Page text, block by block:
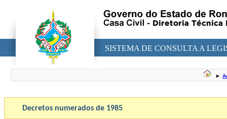
SISTEMA DE CONSULTA A
►
Decretos numerados de 1985